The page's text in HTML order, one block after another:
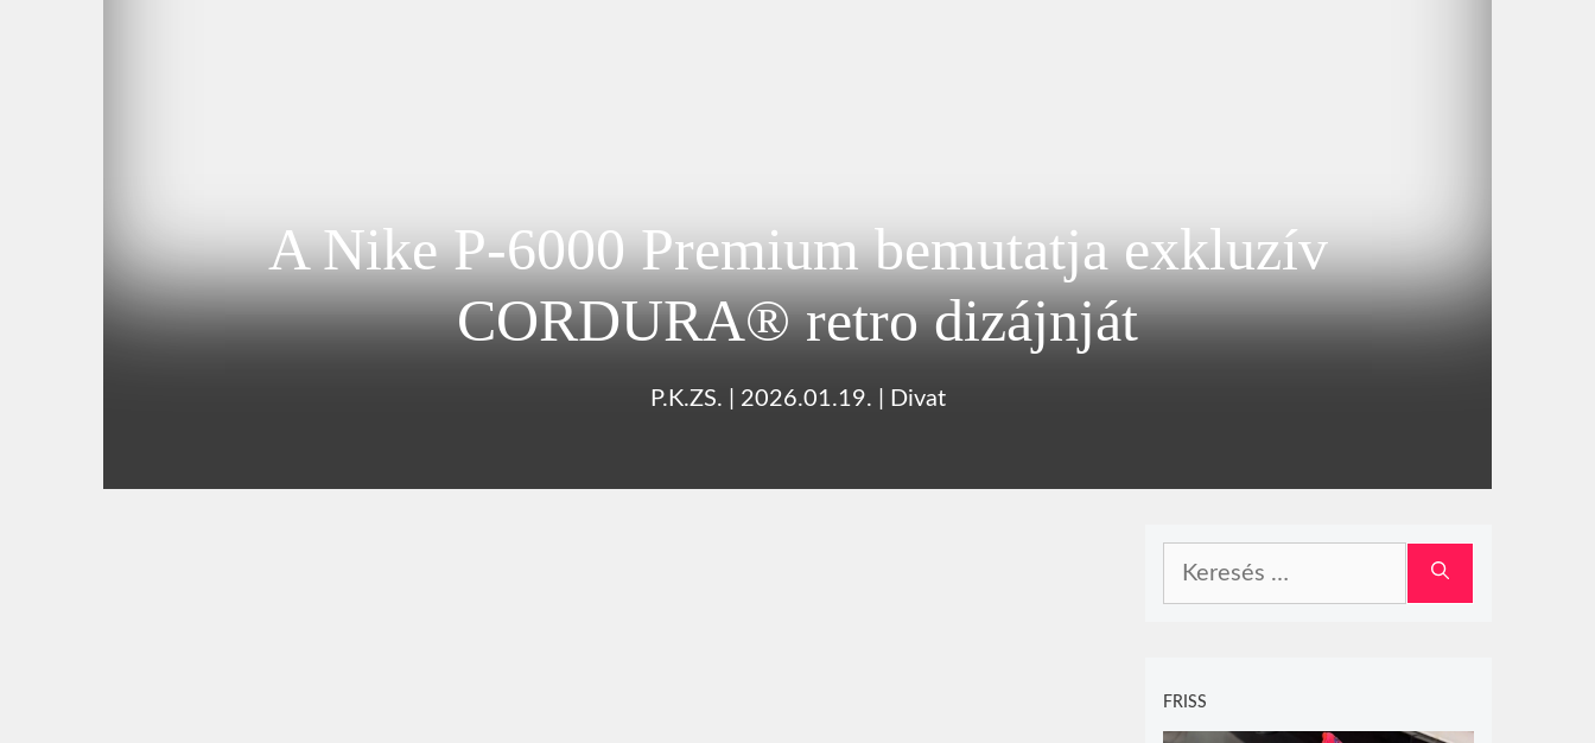
A Nike P-6000 Premium bemutatja exkluzív
CORDURA® retro dizájnját
P.K.ZS. 2026.01.19. Divat
FRISS